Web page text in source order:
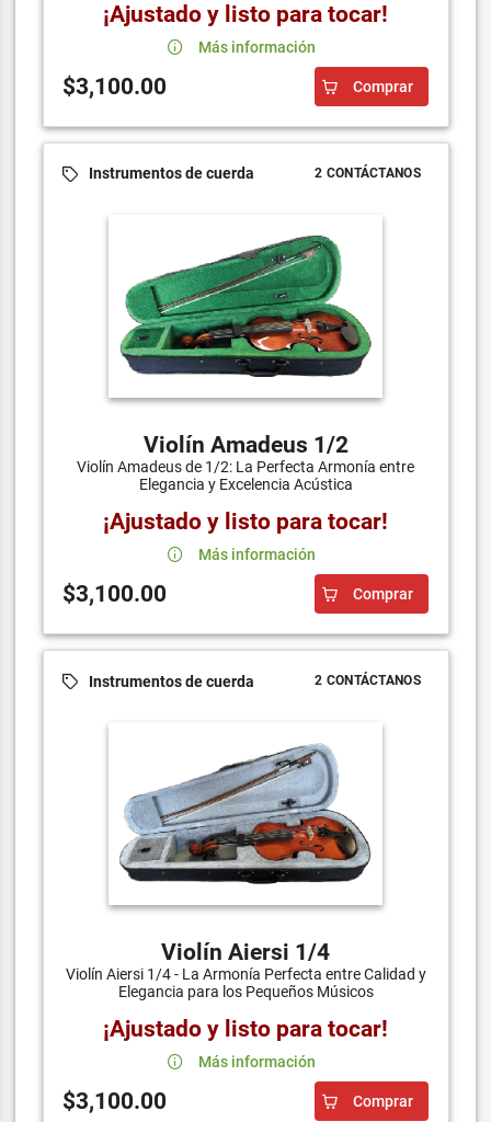
¡Ajustado y listo para tocar!
Más información
$3,100.00 Comprar
Instrumentos de cuerda 2 CONTÁCTANOS
Violín Amadeus 1/2
Violín Amadeus de 1/2: La Perfecta Armonía entre
Elegancia y Excelencia Acústica
¡Ajustado y listo para tocar!
Más información
$3,100.00 Comprar
Instrumentos de cuerda 2 CONTÁCTANOS
Violín Aiersi 1/4
Violín Aiersi 1/4 - La Armonía Perfecta entre Calidad y
Elegancia para los Pequeños Músicos
¡Ajustado y listo para tocar!
Más información
$3,100.00 Comprar